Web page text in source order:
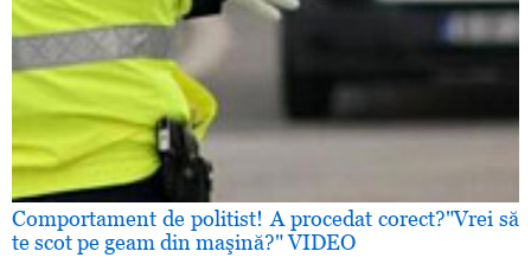
Comportament de politist! A procedat corect?"Vrei să
te scot pe geam din maşină?" VIDEO